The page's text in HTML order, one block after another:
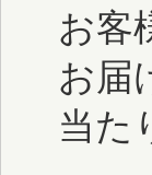
お客
お届
当た